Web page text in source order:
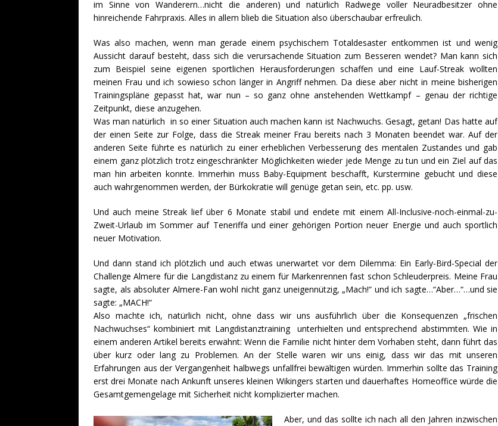
im Sinne von Wanderern…nicht die anderen) und natürlich Radwege voller Neuradbesitzer ohne
hinreichende Fahrpraxis. Alles in allem blieb die Situation also überschaubar erfreulich.
Was also machen, wenn man gerade einem psychischem Totaldesaster entkommen ist und wenig
Aussicht darauf besteht, dass sich die verursachende Situation zum Besseren wendet? Man kann sich
zum Beispiel seine eigenen sportlichen Herausforderungen schaffen und eine Lauf-Streak wollten
meinen Frau und ich sowieso schon länger in Angriff nehmen. Da diese aber nicht in meine bisherigen
Trainingspläne gepasst hat, war nun – so ganz ohne anstehenden Wettkampf – genau der richtige
Zeitpunkt, diese anzugehen.
Was man natürlich in so einer Situation auch machen kann ist Nachwuchs. Gesagt, getan! Das hatte auf
der einen Seite zur Folge, dass die Streak meiner Frau bereits nach 3 Monaten beendet war. Auf der
anderen Seite führte es natürlich zu einer erheblichen Verbesserung des mentalen Zustandes und gab
einem ganz plötzlich trotz eingeschränkter Möglichkeiten wieder jede Menge zu tun und ein Ziel auf das
man hin arbeiten konnte. Immerhin muss Baby-Equipment beschafft, Kurstermine gebucht und diese
auch wahrgenommen werden, der Bürkokratie will genüge getan sein, etc. pp. usw.
Und auch meine Streak lief über 6 Monate stabil und endete mit einem All-Inclusive-noch-einmal-zu-
Zweit-Urlaub im Sommer auf Teneriffa und einer gehörigen Portion neuer Energie und auch sportlich
neuer Motivation.
Und dann stand ich plötzlich und auch etwas unerwartet vor dem Dilemma: Ein Early-Bird-Special der
Challenge Almere für die Langdistanz zu einem für Markenrennen fast schon Schleuderpreis. Meine Frau
sagte, als absoluter Almere-Fan wohl nicht ganz uneigennützig, „Mach!“ und ich sagte…“Aber…“…und sie
sagte: „MACH!“
Also machte ich, natürlich nicht, ohne dass wir uns ausführlich über die Konsequenzen „frischen
Nachwuchses“ kombiniert mit Langdistanztraining unterhielten und entsprechend abstimmten. Wie in
einem anderen Artikel bereits erwähnt: Wenn die Familie nicht hinter dem Vorhaben steht, dann führt das
über kurz oder lang zu Problemen. An der Stelle waren wir uns einig, dass wir das mit unseren
Erfahrungen aus der Vergangenheit halbwegs unfallfrei bewältigen würden. Immerhin sollte das Training
erst drei Monate nach Ankunft unseres kleinen Wikingers starten und dauerhaftes Homeoffice würde die
Gesamtgemengelage mit Sicherheit nicht komplizierter machen.
Aber, und das sollte ich nach all den Jahren inzwischen